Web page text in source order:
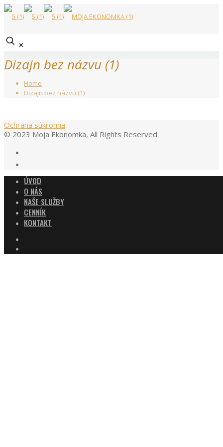
✕
Dizajn bez názvu (1)
Home
Dizajn bez názvu (1)
Ochrana súkromia
© 2023 Moja Ekonomka, All Rights Reserved.
ÚVOD
O NÁS
NAŠE SLUŽBY
CENNÍK
KONTAKT